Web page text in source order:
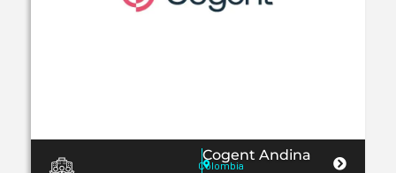
Cogent Andina
Colombia